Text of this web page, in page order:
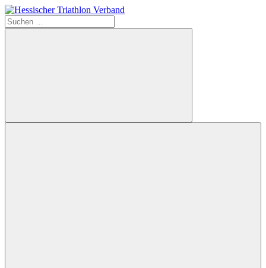
Zum
Inhalt
springen
Hessischer
Suchen
nach:
Suchen